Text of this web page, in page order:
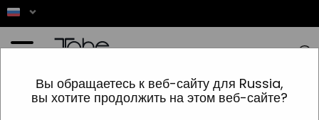
Вы обращаетесь к веб-сайту для Russia,
вы хотите продолжить на этом веб-сайте?
ВОЛОСЫ »Линии »Magic » Magic Rizos »STYLING LOTION CURLS DEFINITION